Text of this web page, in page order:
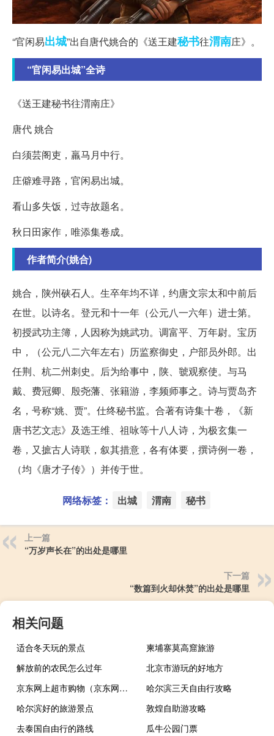
“官闲易出城”出自唐代姚合的《送王建秘书往渭南庄》。
“官闲易出城”全诗
《送王建秘书往渭南庄》
唐代 姚合
白须芸阁吏，羸马月中行。
庄僻难寻路，官闲易出城。
看山多失饭，过寺故题名。
秋日田家作，唯添集卷成。
作者简介(姚合)
姚合，陕州硖石人。生卒年均不详，约唐文宗太和中前后
在世。以诗名。登元和十一年（公元八一六年）进士第。
初授武功主簿，人因称为姚武功。调富平、万年尉。宝历
中，（公元八二六年左右）历监察御史，户部员外郎。出
任荆、杭二州刺史。后为给事中，陕、虢观察使。与马
戴、费冠卿、殷尧藩、张籍游，李频师事之。诗与贾岛齐
名，号称“姚、贾”。仕终秘书监。合著有诗集十卷，《新
唐书艺文志》及选王维、祖咏等十八人诗，为极玄集一
卷，又摭古人诗联，叙其措意，各有体要，撰诗例一卷，
（均《唐才子传》）并传于世。
网络标签： 出城 渭南 秘书
上一篇
“万岁声长在”的出处是哪里
下一篇
“数篇到火却休焚”的出处是哪里
相关问题
适合冬天玩的景点
柬埔寨莫高窟旅游
解放前的农民怎么过年
北京市游玩的好地方
京东网上超市购物（京东网上超市）
哈尔滨三天自由行攻略
哈尔滨好的旅游景点
敦煌自助游攻略
去泰国自由行的路线
瓜牛公园门票